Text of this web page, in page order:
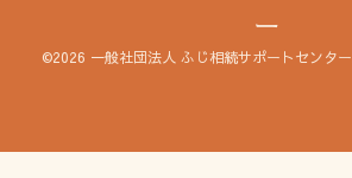
ー
©2026 一般社団法人 ふじ相続サポートセンター